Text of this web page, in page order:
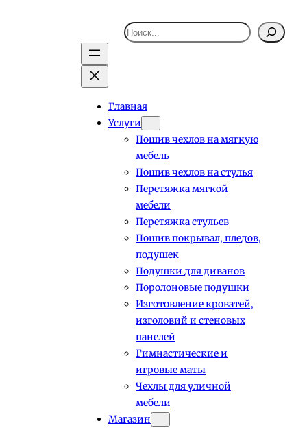
Поиск
Главная
Услуги
Пошив чехлов на мягкую
мебель
Пошив чехлов на стулья
Перетяжка мягкой
мебели
Перетяжка стульев
Пошив покрывал, пледов,
подушек
Подушки для диванов
Поролоновые подушки
Изготовление кроватей,
изголовий и стеновых
панелей
Гимнастические и
игровые маты
Чехлы для уличной
мебели
Магазин